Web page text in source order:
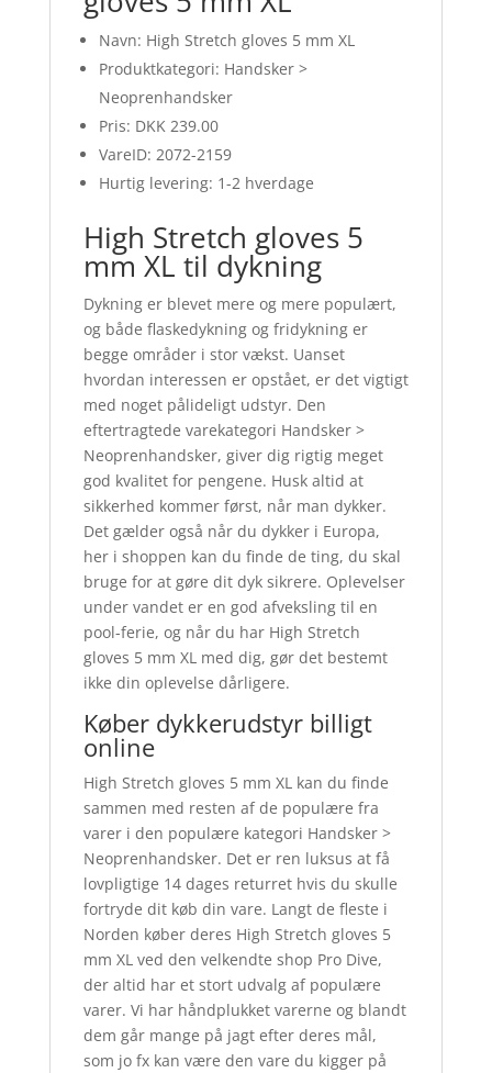
Navn: High Stretch gloves 5 mm XL
Produktkategori: Handsker >
Neoprenhandsker
Pris: DKK 239.00
VareID: 2072-2159
Hurtig levering: 1-2 hverdage
High Stretch gloves 5
mm XL til dykning
Dykning er blevet mere og mere populært,
og både flaskedykning og fridykning er
begge områder i stor vækst. Uanset
hvordan interessen er opstået, er det vigtigt
med noget pålideligt udstyr. Den
eftertragtede varekategori Handsker >
Neoprenhandsker, giver dig rigtig meget
god kvalitet for pengene. Husk altid at
sikkerhed kommer først, når man dykker.
Det gælder også når du dykker i Europa,
her i shoppen kan du finde de ting, du skal
bruge for at gøre dit dyk sikrere. Oplevelser
under vandet er en god afveksling til en
pool-ferie, og når du har High Stretch
gloves 5 mm XL med dig, gør det bestemt
ikke din oplevelse dårligere.
Køber dykkerudstyr billigt
online
High Stretch gloves 5 mm XL kan du finde
sammen med resten af de populære fra
varer i den populære kategori Handsker >
Neoprenhandsker. Det er ren luksus at få
lovpligtige 14 dages returret hvis du skulle
fortryde dit køb din vare. Langt de fleste i
Norden køber deres High Stretch gloves 5
mm XL ved den velkendte shop Pro Dive,
der altid har et stort udvalg af populære
varer. Vi har håndplukket varerne og blandt
dem går mange på jagt efter deres mål,
som jo fx kan være den vare du kigger på